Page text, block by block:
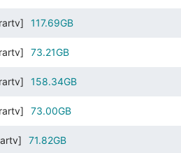
117.69GB
73.21GB
158.34GB
73.00GB
71.82GB